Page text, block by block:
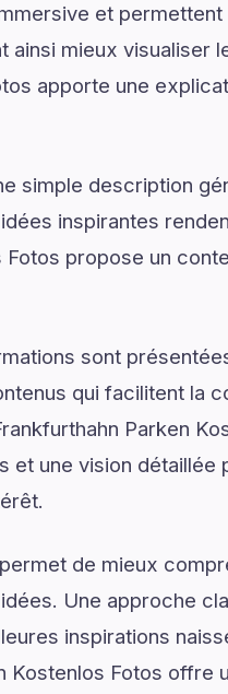
et permettent
ainsi mieux visualiser
apporte une
simple description
inspirantes
propose un
sont
qui facilitent la
Parken
et une vision détaillée
de mieux
Une approche
inspirations
Kostenlos Fotos offre